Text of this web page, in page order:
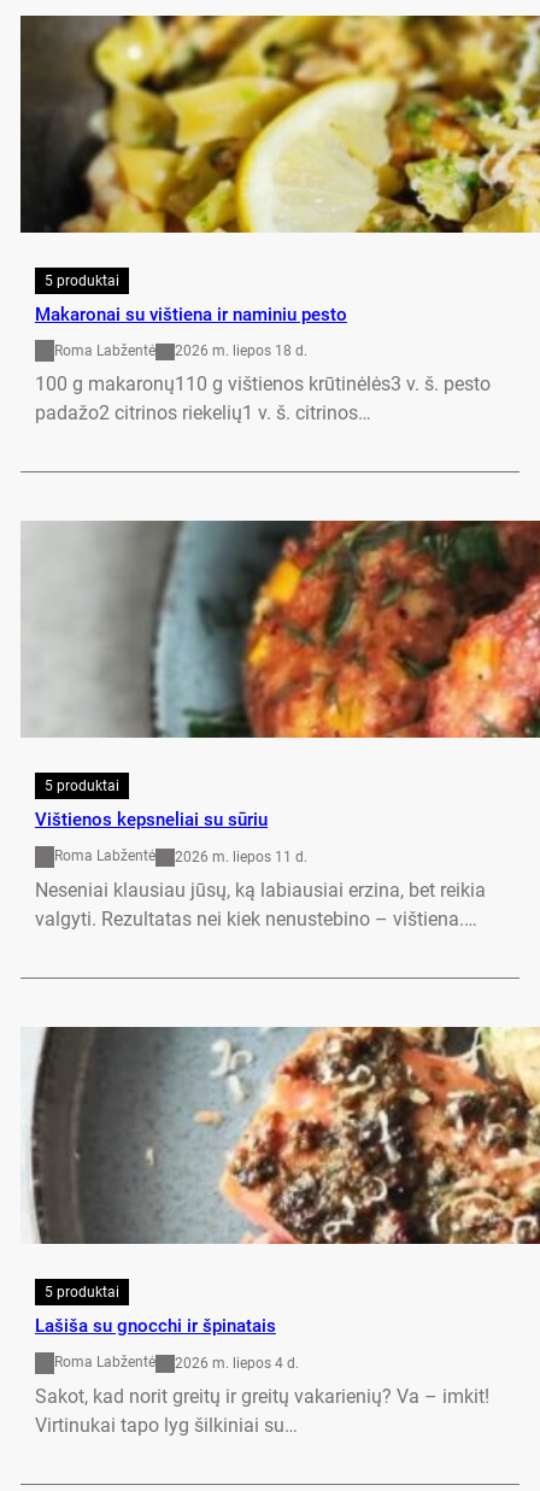
5 produktai
Makaronai su vištiena ir naminiu pesto
Roma Labžentė 2026 m. liepos 18 d.
100 g makaronų110 g vištienos krūtinėlės3 v. š. pesto
padažo2 citrinos riekelių1 v. š. citrinos…
5 produktai
Vištienos kepsneliai su sūriu
Roma Labžentė 2026 m. liepos 11 d.
Neseniai klausiau jūsų, ką labiausiai erzina, bet reikia
valgyti. Rezultatas nei kiek nenustebino – vištiena.…
5 produktai
Lašiša su gnocchi ir špinatais
Roma Labžentė 2026 m. liepos 4 d.
Sakot, kad norit greitų ir greitų vakarienių? Va – imkit!
Virtinukai tapo lyg šilkiniai su…